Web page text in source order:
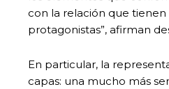
con la relación que tienen
protagonistas”, afirman
En particular, la
capas: una mucho más